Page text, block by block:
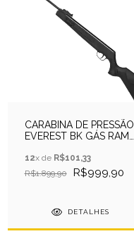
CARABINA DE PRESSÃO
EVEREST BK GÁS RAM
12x de R$101,33
R$1.899,90
R$999,90
DETALHES